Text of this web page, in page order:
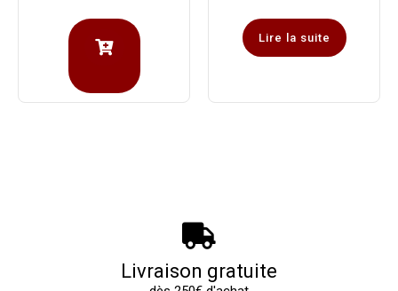
Lire la suite
Livraison gratuite